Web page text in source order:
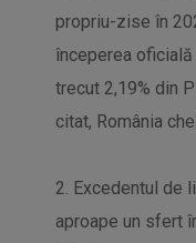
propriu-zise în
începerea oficială
trecut 2,19% din
citat, România
2. Excedentul de
aproape un sfert